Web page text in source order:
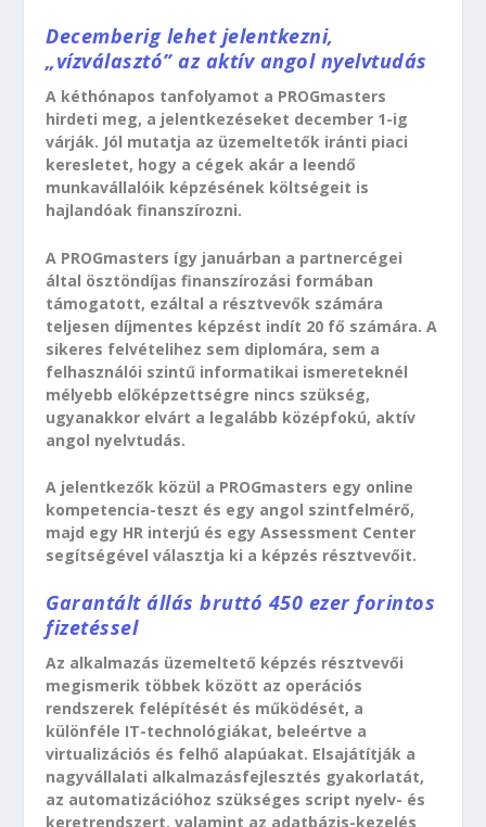
Decemberig lehet jelentkezni,
„vízválasztó” az aktív angol nyelvtudás
A kéthónapos tanfolyamot a PROGmasters
hirdeti meg, a jelentkezéseket december 1-ig
várják. Jól mutatja az üzemeltetők iránti piaci
keresletet, hogy a cégek akár a leendő
munkavállalóik képzésének költségeit is
hajlandóak finanszírozni.
A PROGmasters így januárban a partnercégei
által ösztöndíjas finanszírozási formában
támogatott, ezáltal a résztvevők számára
teljesen díjmentes képzést indít 20 fő számára. A
sikeres felvételihez sem diplomára, sem a
felhasználói szintű informatikai ismereteknél
mélyebb előképzettségre nincs szükség,
ugyanakkor elvárt a legalább középfokú, aktív
angol nyelvtudás.
A jelentkezők közül a PROGmasters egy online
kompetencia-teszt és egy angol szintfelmérő,
majd egy HR interjú és egy Assessment Center
segítségével választja ki a képzés résztvevőit.
Garantált állás bruttó 450 ezer forintos
fizetéssel
Az alkalmazás üzemeltető képzés résztvevői
megismerik többek között az operációs
rendszerek felépítését és működését, a
különféle IT-technológiákat, beleértve a
virtualizációs és felhő alapúakat. Elsajátítják a
nagyvállalati alkalmazásfejlesztés gyakorlatát,
az automatizációhoz szükséges script nyelv- és
keretrendszert, valamint az adatbázis-kezelés